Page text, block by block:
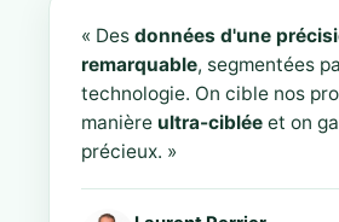
« Des données d'une
remarquable, segmentées
technologie. On cible nos
manière ultra-ciblée et on
précieux. »